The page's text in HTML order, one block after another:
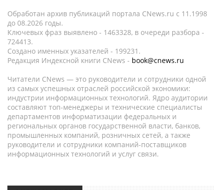
Обработан архив публикаций портала CNews.ru c 11.1998
до 08.2026 годы.
Ключевых фраз выявлено - 1463328, в очереди разбора -
724413.
Создано именных указателей - 199231.
Редакция Индексной книги CNews - book@cnews.ru
Читатели CNews — это руководители и сотрудники одной
из самых успешных отраслей российской экономики:
индустрии информационных технологий. Ядро аудитории
составляют топ-менеджеры и технические специалисты
департаментов информатизации федеральных и
региональных органов государственной власти, банков,
промышленных компаний, розничных сетей, а также
руководители и сотрудники компаний-поставщиков
информационных технологий и услуг связи.